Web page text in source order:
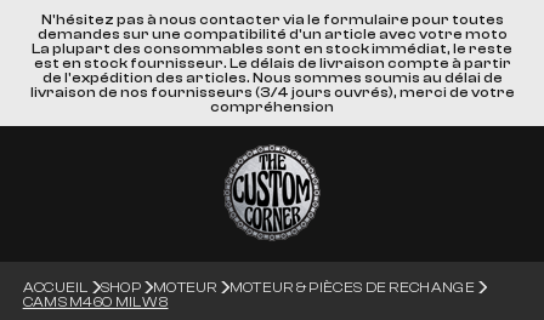
N'hésitez pas à nous contacter via le formulaire pour toutes
demandes sur une compatibilité d'un article avec votre moto
La plupart des consommables sont en stock immédiat, le reste
est en stock fournisseur. Le délais de livraison compte à partir
de l'expédition des articles. Nous sommes soumis au délai de
livraison de nos fournisseurs (3/4 jours ouvrés), merci de votre
compréhension
ACCUEIL SHOP MOTEUR
MOTEUR & PIÈCES DE RECHANGE
CAMS M460 MILW 8